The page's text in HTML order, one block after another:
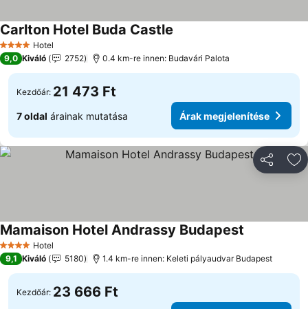
4 KategóriaHotel
Carlton Hotel Buda Castle
9,0 Kiváló 2752 0.4 km-re innen: Budavári Palota
Kezdőár: 21 473 Ft
7 oldal árainak mutatása Árak megjelenítése
4 KategóriaHotel
Mamaison Hotel Andrassy Budapest
9,1 Kiváló 5180 1.4 km-re innen: Keleti pályaudvar Budapest
Kezdőár: 23 666 Ft